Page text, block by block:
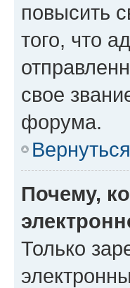
повысить
того, что
свое
форума.
Почему,
Только